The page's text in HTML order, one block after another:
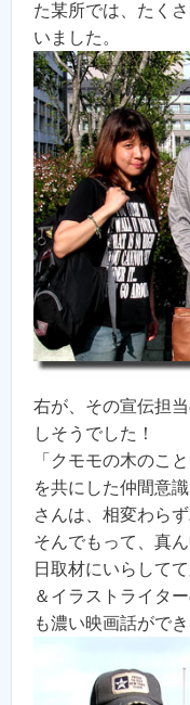
た某所では、たく
いました。
右が、その宣伝担
しそうでした！
「クモモの木のこ
を共にした仲間意
さんは、相変わら
そんでもって、真
日取材にいらして
＆イラストライタ
も濃い映画話ができ